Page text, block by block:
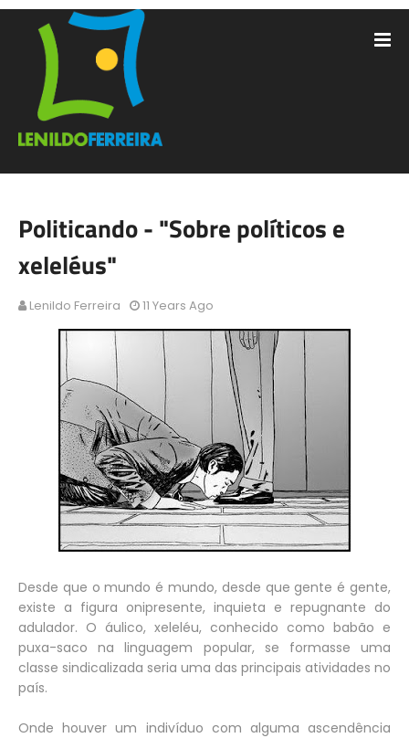
Politicando - "Sobre políticos e
xeleléus"
Lenildo Ferreira 11 Years Ago
Desde que o mundo é mundo, desde que gente é gente,
existe a figura onipresente, inquieta e repugnante do
adulador. O áulico, xeleléu, conhecido como babão e
puxa-saco na linguagem popular, se formasse uma
classe sindicalizada seria uma das principais atividades no
país.
Onde houver um indivíduo com alguma ascendência